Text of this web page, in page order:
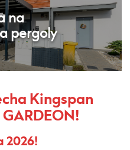
na
pergoly
Kingspan
2026!